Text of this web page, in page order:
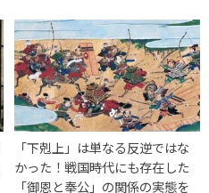
「下剋上」は単なる反逆ではな
かった！戦国時代にも存在した
「御恩と奉公」の関係の実態を